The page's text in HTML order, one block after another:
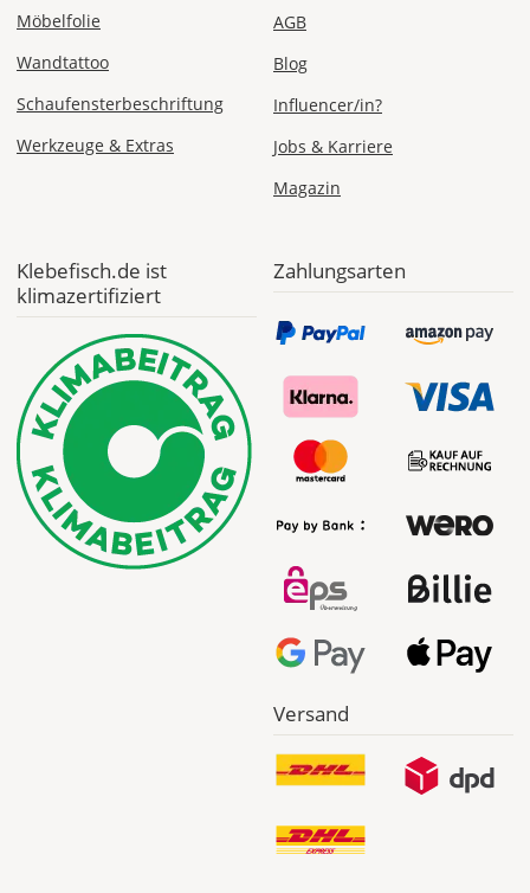
Möbelfolie
Wandtattoo
Schaufensterbeschriftung
Werkzeuge & Extras
AGB
Blog
Influencer/in?
Jobs & Karriere
Magazin
Klebefisch.de ist
klimazertifiziert
Zahlungsarten
Versand